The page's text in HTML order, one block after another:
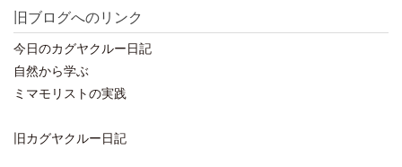
旧ブログへのリンク
今日のカグヤクルー日記
自然から学ぶ
ミマモリストの実践
旧カグヤクルー日記